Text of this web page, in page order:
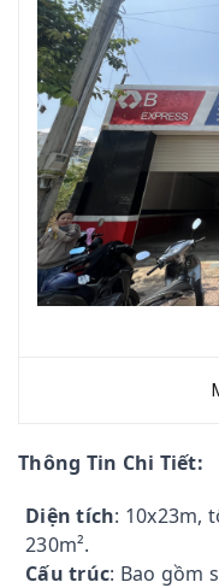
Thông Tin Chi Tiết:
Diện tích: 10x23m,
230m².
Cấu trúc: Bao gồm